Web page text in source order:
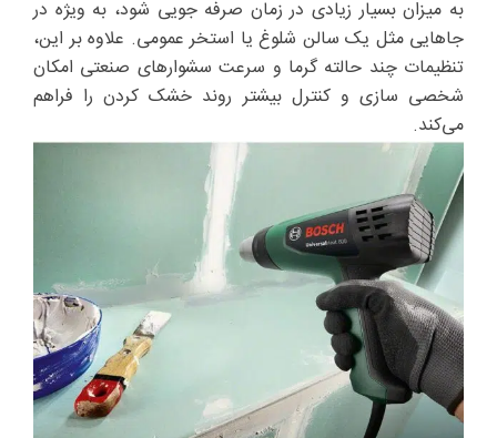
به میزان بسیار زیادی در زمان صرفه جویی شود، به ویژه در
جاهایی مثل یک سالن شلوغ یا استخر عمومی. علاوه بر این،
تنظیمات چند حالته گرما و سرعت سشوارهای صنعتی امکان
شخصی سازی و کنترل بیشتر روند خشک کردن را فراهم
می‌کند.